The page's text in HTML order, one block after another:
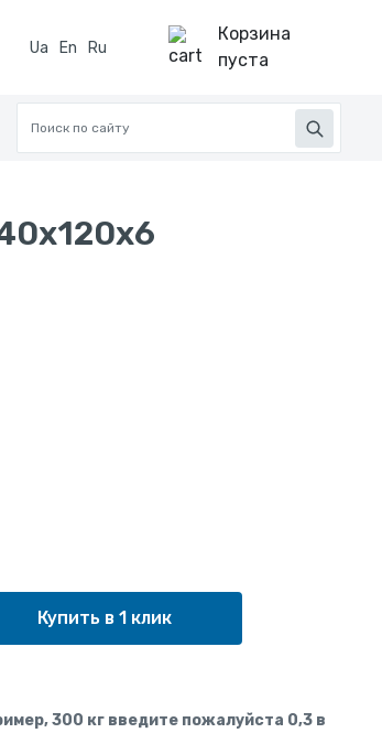
Ua En Ru
Корзина
пуста
Купить в 1 клик
300 кг введите пожалуйста 0,3 в